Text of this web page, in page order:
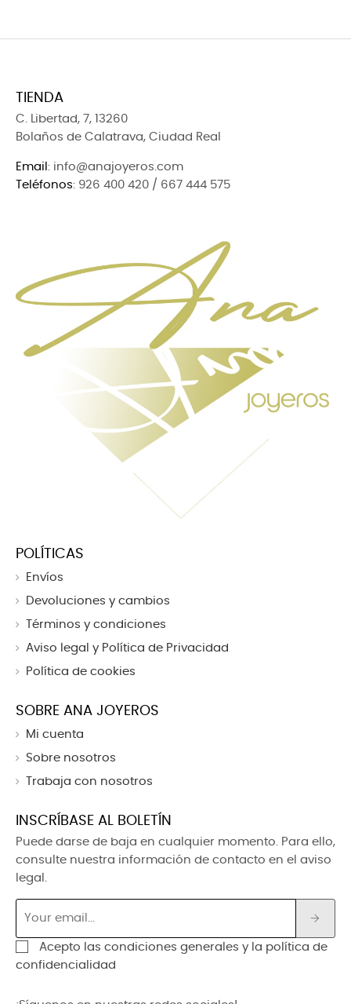
TIENDA
C. Libertad, 7, 13260
Bolaños de Calatrava, Ciudad Real
Email : info@anajoyeros.com
Teléfonos: 926 400 420 / 667 444 575
POLÍTICAS
Envíos
Devoluciones y cambios
Términos y condiciones
Aviso legal y Política de Privacidad
Política de cookies
SOBRE ANA JOYEROS
Mi cuenta
Sobre nosotros
Trabaja con nosotros
INSCRÍBASE AL BOLETÍN
Puede darse de baja en cualquier momento. Para ello,
consulte nuestra información de contacto en el aviso
legal.
Acepto las condiciones generales y la política de
confidencialidad